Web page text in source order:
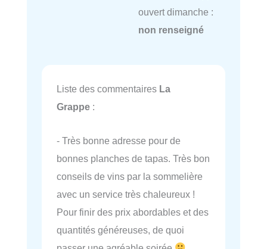
ouvert dimanche :
non renseigné
Liste des commentaires La
Grappe :
- Très bonne adresse pour de
bonnes planches de tapas. Très bon
conseils de vins par la sommelière
avec un service très chaleureux !
Pour finir des prix abordables et des
quantités généreuses, de quoi